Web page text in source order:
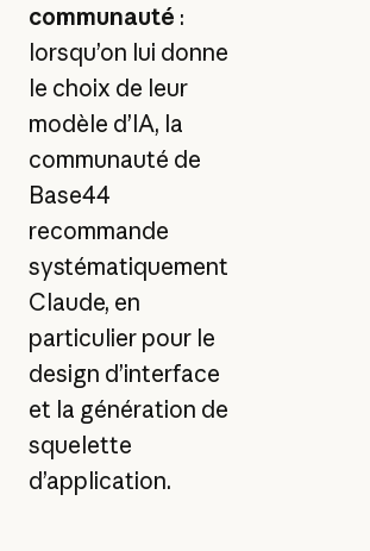
communauté :
lorsqu’on lui donne
le choix de leur
modèle d’IA, la
communauté de
Base44
recommande
systématiquement
Claude, en
particulier pour le
design d’interface
et la génération de
squelette
d’application.